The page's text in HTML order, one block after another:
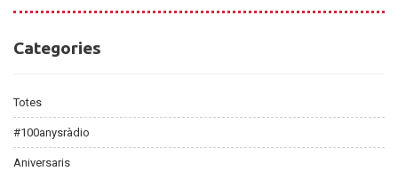
Categories
Categories
Totes
#100anysràdio
Aniversaris